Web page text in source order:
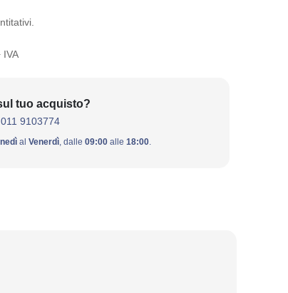
IVA
tuo acquisto?
9103774
al Venerdì, dalle 09:00alle 18:00.